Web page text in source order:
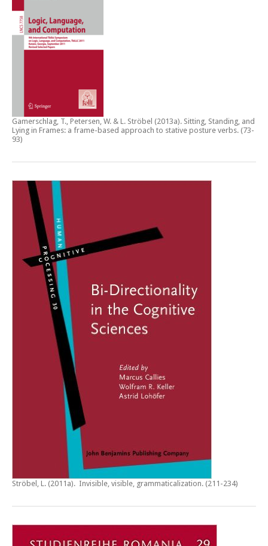
Gamerschlag, T., Petersen, W. & L. Ströbel (2013a). Sitting, Standing, and
Lying in Frames: a frame-based approach to stative posture verbs. (73-
93)
Ströbel, L. (2011a). Invisible, visible, grammaticalization. (211-234)